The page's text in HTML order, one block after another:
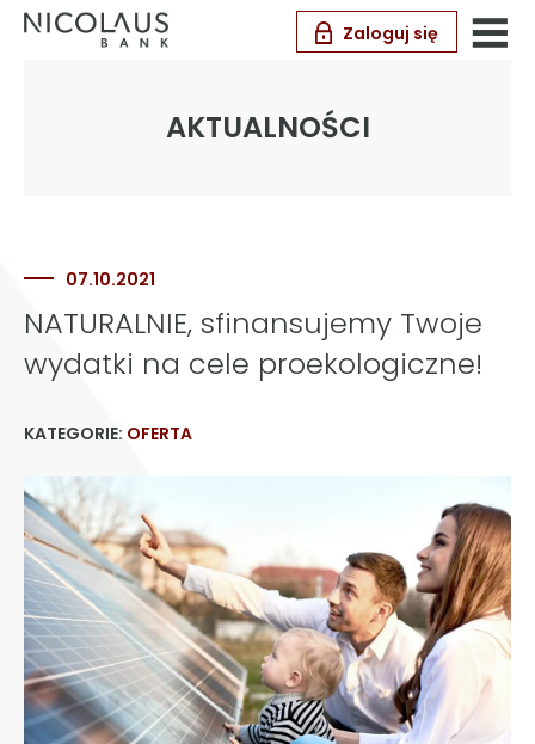
Zaloguj się
AKTUALNOŚCI
07.10.2021
NATURALNIE, sfinansujemy Twoje
wydatki na cele proekologiczne!
KATEGORIE: OFERTA